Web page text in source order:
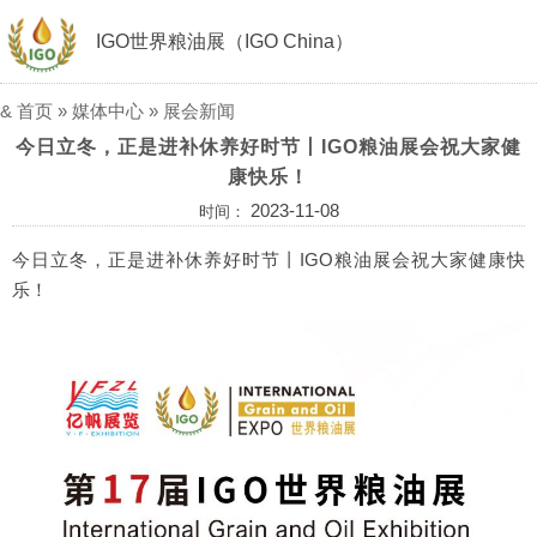
IGO世界粮油展（IGO China）
& 首页 » 媒体中心 » 展会新闻
今日立冬，正是进补休养好时节丨IGO粮油展会祝大家健
康快乐！
时间： 2023-11-08
今日立冬，正是进补休养好时节丨IGO粮油展会祝大家健康快
乐！